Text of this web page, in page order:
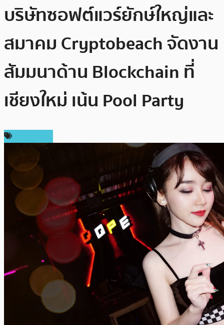
บริษัทซอฟต์แวร์ยักษ์ใหญ่และ
สมาคม Cryptobeach จัดงาน
สัมมนาด้าน Blockchain ที่
เชียงใหม่ เน้น Pool Party